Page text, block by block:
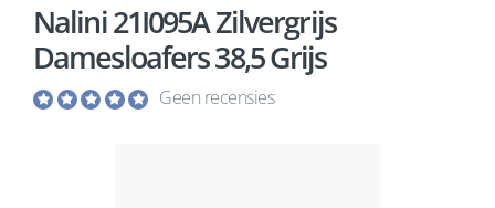
Nalini 21I095A Zilvergrijs
Damesloafers 38,5 Grijs
Geen recensies